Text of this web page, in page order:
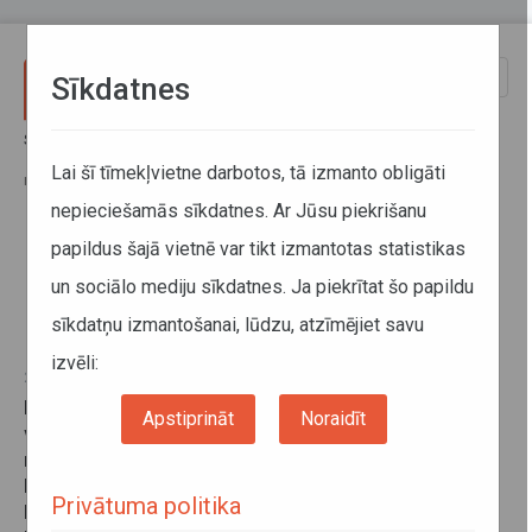
Sākums
maršrutos
No 1.oktobra plānotas būtiskas
izmaiņas Dobeles autobusu parka
maršrutos
29. septembris 2015
No 2015.gada 1.oktobra plānotas būtiskas izmaiņas
vairākos Dobeles autobusu parka apkalpotajos
maršrutos tiks mainīti reisu izpildes laiki, dienas un
brauc vien daži pasažieri mēnesī, tiks optimizēti.
Sīkdatnes
Lai šī tīmekļvietne darbotos, tā izmanto obligāti
nepieciešamās sīkdatnes. Ar Jūsu piekrišanu
papildus šajā vietnē var tikt izmantotas statistikas
un sociālo mediju sīkdatnes. Ja piekrītat šo papildu
sīkdatņu izmantošanai, lūdzu, atzīmējiet savu
izvēli:
Apstiprināt Noraidīt
Privātuma politika